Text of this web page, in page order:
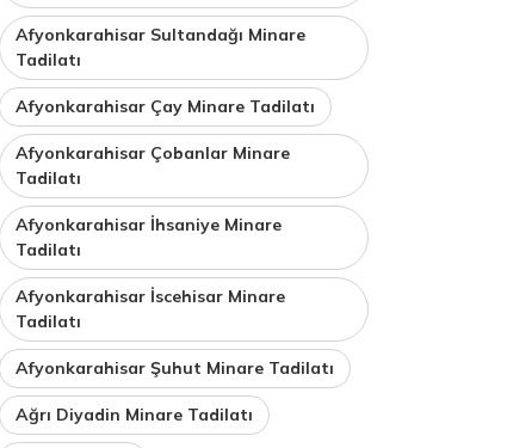
Afyonkarahisar Sultandağı Minare
Tadilatı
Afyonkarahisar Çay Minare Tadilatı
Afyonkarahisar Çobanlar Minare
Tadilatı
Afyonkarahisar İhsaniye Minare
Tadilatı
Afyonkarahisar İscehisar Minare
Tadilatı
Afyonkarahisar Şuhut Minare Tadilatı
Ağrı Diyadin Minare Tadilatı